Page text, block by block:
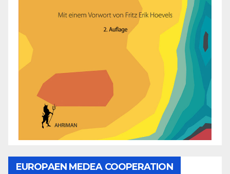
EUROPAEN MEDEA COOPERATION